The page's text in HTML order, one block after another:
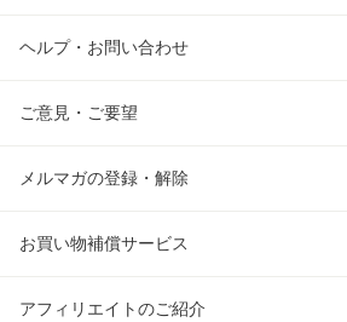
ヘルプ・お問い合わせ
ご意見・ご要望
メルマガの登録・解除
お買い物補償サービス
アフィリエイトのご紹介